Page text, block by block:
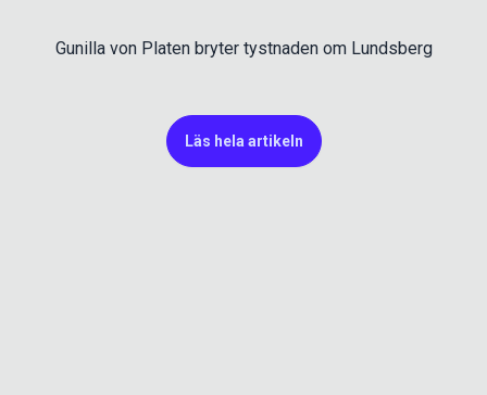
Gunilla von Platen bryter tystnaden om Lundsberg
Läs hela artikeln